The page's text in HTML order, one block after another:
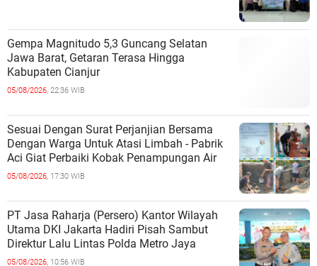
Gempa Magnitudo 5,3 Guncang Selatan
Jawa Barat, Getaran Terasa Hingga
Kabupaten Cianjur
05/08/2026, 22:36 WIB
Sesuai Dengan Surat Perjanjian Bersama
Dengan Warga Untuk Atasi Limbah - Pabrik
Aci Giat Perbaiki Kobak Penampungan Air
05/08/2026, 17:30 WIB
PT Jasa Raharja (Persero) Kantor Wilayah
Utama DKI Jakarta Hadiri Pisah Sambut
Direktur Lalu Lintas Polda Metro Jaya
05/08/2026, 10:56 WIB